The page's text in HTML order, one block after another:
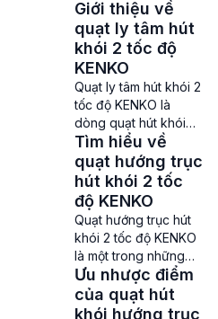
quạt hút khói gắn
tường So với các
dòng quạt […]
Phòng cháy chữa
cháy cũng như đảm
bảo việc lưu thông
không khí ở các nhà
xưởng diễn ra hiệu
quả nhất thì không
thể thiếu được các
thiết bị như quạt hút
khói. Có rất nhiều loại
khác nhau […]
Giới thiệu về
quạt ly tâm hút
khói 2 tốc độ
KENKO
Quạt ly tâm hút khói 2
tốc độ KENKO là
dòng quạt hút khói
được Công ty Thành
Đạt trực tiếp lắp ráp
để phục vụ nhu cầu
sử dụng ở các hệ
thông PCCC và lưu
thông không khí của
các trung tâm thương
mại lớn, tòa nhà cao
tầng, khu chung cư,
xưởng […]
Tìm hiểu về
quạt hướng trục
hút khói 2 tốc
độ KENKO
Quạt hướng trục hút
khói 2 tốc độ KENKO
là một trong những
dòng quạt hút chữa
cháy được Công ty
sản xuất thương mại
Ưu nhược điểm
của quạt hút
khói hướng trục